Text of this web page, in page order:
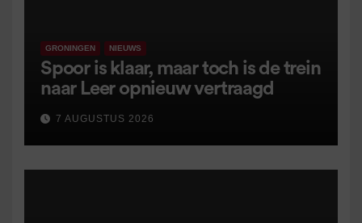
GRONINGEN NIEUWS
Spoor is klaar, maar toch is de trein
naar Leer opnieuw vertraagd
7 AUGUSTUS 2026